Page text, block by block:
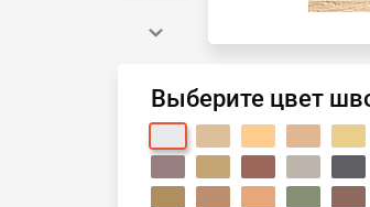
Выберите цвет